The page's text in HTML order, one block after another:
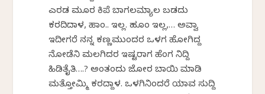
ಎರಡ ಮೂರ ಕಿಪೆ ಬಾಗಲಮ್ಯಾಲ ಬಡದು
ಕರದಿದಾಳ, ಹಾಂ.. ಇಲ್ಲ. ಹೂಂ ಇಲ್ಲ,… ಅವ್ವಾ
ಇದೀಗರೆ ನನ್ನ ಕಣ್ಣಮುಂದರ ಒಳಗ ಹೋಗಿದ್ದ
ನೋಡೆನಿ ಮಲಗಿದರ ಇಷ್ಟರಾಗ ಹೆಂಗ ನಿದ್ದಿ
ಹಿಡಿತೈತಿ….? ಅಂತಂದು ಜೋರ ಬಾಯಿ ಮಾಡಿ
ಮತ್ತೋಮ್ಮಿ ಕರದ್ದಾಳ. ಒಳಗಿನಿಂದರೆ ಯಾವ ಸುದ್ದಿ